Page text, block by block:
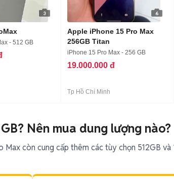
3
- 512 GB
6
Apple iPhone 15 Pro Max
256GB Titan
iPhone 15 Pro Max - 256 GB
19.000.000 đ
Tp Hồ Chí Minh
Nên mua dung lượng nào?
còn cung cấp thêm các tùy chọn 512GB